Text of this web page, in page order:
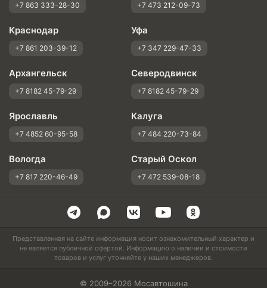
+7 863 333-28-30 +7 473 212-09-73
Краснодар
+7 861 203-39-12
Уфа
+7 347 229-47-33
Архангельск
+7 8182 45-79-29
Северодвинск
+7 8182 45-79-29
Ярославль
+7 4852 60-95-58
Калуга
+7 484 220-73-84
Вологда
+7 817 220-46-49
Старый Оскол
+7 472 539-08-18
Представленная на сайте информация носит ознакомительный характер и
не является публичной офертой. Информацию о наличии и стоимости
товаров и услуг уточняйте у наших менеджеров.
© 2009–2026 Мосавтошина